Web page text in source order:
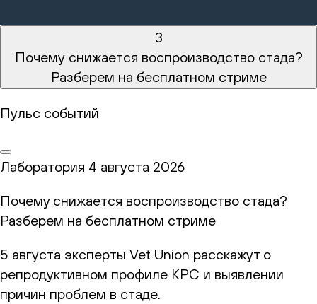
3
Почему снижается воспроизводство стада?
Разберем на бесплатном стриме
Пульс событий
Лаборатория 4 августа 2026
Почему снижается воспроизводство стада?
Разберем на бесплатном стриме
5 августа эксперты Vet Union расскажут о
репродуктивном профиле КРС и выявлении
причин проблем в стаде.